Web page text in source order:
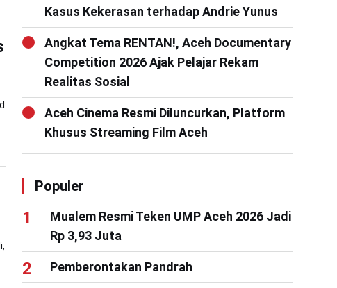
Kasus Kekerasan terhadap Andrie Yunus
Angkat Tema RENTAN!, Aceh Documentary
Competition 2026 Ajak Pelajar Rekam
Realitas Sosial
Aceh Cinema Resmi Diluncurkan, Platform
Khusus Streaming Film Aceh
Populer
Mualem Resmi Teken UMP Aceh 2026 Jadi
Rp 3,93 Juta
Pemberontakan Pandrah